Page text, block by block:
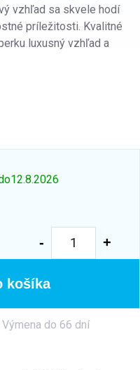
vzhľad sa skvele hodí
príležitosti. Kvalitné
luxusný vzhľad a
12.8.2026
košíka
Výmena do 66 dní